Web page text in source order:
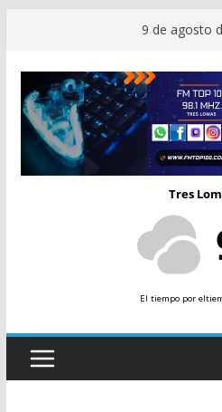
contenido
9 de agosto
Tres
El tiempopor